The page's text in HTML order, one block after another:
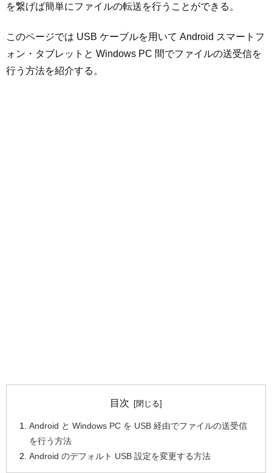
を繋げば簡単にファイルの転送を行うことができる。
このページでは USB ケーブルを用いて Android スマートフ
ォン・タブレットと Windows PC 間でファイルの送受信を
行う方法を紹介する。
目次
Android と Windows PC を USB 経由でファイルの送受信
を行う方法
Android のデフォルト USB 設定を変更する方法